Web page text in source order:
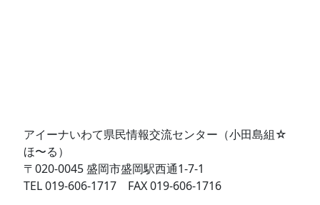
アイーナいわて県民情報交流センター（小田島組☆
ほ〜る）
〒020-0045 盛岡市盛岡駅西通1-7-1
TEL 019-606-1717 FAX 019-606-1716